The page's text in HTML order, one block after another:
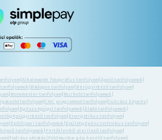
| Alkalmazott fotográfus tanfolyam| Ápoló tanfolyamok
Bádogos tanfolyam| Bérügyintéző tanfolyam|
| Boncmester tanfolyam| Burkoló tanfolyamok
tanfolyam| CNC programozó tanfolyam| Cukrász képzés
| Egészségügyi tanfolyamok Eladó tanfolyamok
ügyintéző tanfolyam Energetikus tanfolyam
Építőipari tanfolyamok Épületgépész technikus tanfolyam
tanfolyamok Fertőtlenítő sterilező tanfolyam
Fodrász oktatás Földmunka- gép kezelő tanfolyam